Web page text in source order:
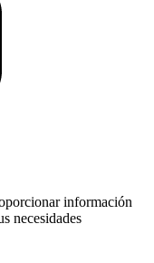
información
necesidades